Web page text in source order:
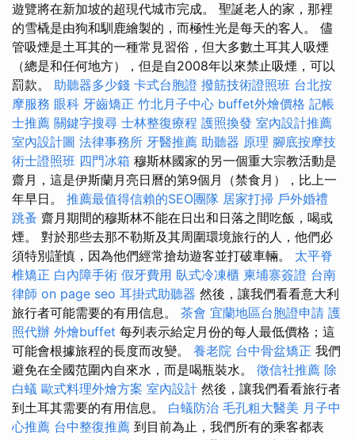
遊覽將在新加坡的超現代城市完成。 聖誕老人的家，那裡
的雪橇是由狗和馴鹿繪製的，而極性光是每天的客人。 儘
管吸煙是土耳其的一種常見習俗，但大多數土耳其人吸煙
（總是和任何地方），但是自2008年以來禁止吸煙，可以
罰款。 助聽器多少錢 卡式台胞證 撥筋技術證照班 台北按
摩服務 眼科 牙齒矯正 竹北月子中心 buffet外燴價格 記帳
士推薦 關鍵字搜尋 士林整復療程 護照換發 室內設計推薦
室內設計圖 法律事務所 牙醫推薦 助聽器 原理 腳底按摩技
術士證照班 四門冰箱 穆斯林國家的另一個重大宗教活動是
齋月，這是伊斯蘭月亮日曆的第9個月（禁食月），比上一
年早日。 推薦最值得信賴的SEO團隊 居家打掃 戶外婚禮
跳蚤 齋月期間的穆斯林不能在日出和日落之間吃飯，喝或
煙。 對於那些去那不勒斯及其周圍環境旅行的人，他們必
須特別謹慎，因為他們經常搶劫遊客並打破車輛。 太平脊
椎矯正 白內障手術 假牙費用 臥式冷凍櫃 柬埔寨簽證 台南
律師 on page seo 耳掛式助聽器 然後，讓我們看看意大利
旅行者可能需要的有用信息。 茶會 宜蘭地區台胞證申請 護
照代辦 外燴buffet 每列表示給定月份的每人最低價格；這
可能會根據旅程的長度而改變。 養老院 台中骨盆矯正 我們
避免在全國范圍內自來水，而是喝瓶裝水。 徵信社推薦 除
白蟻 歐式料理外燴方案 室內設計 然後，讓我們看看旅行者
到土耳其需要的有用信息。 白蟻防治 毛孔粗大醫美 月子中
心推薦 台中整復推薦 到目前為止，我們所有的乘客都表